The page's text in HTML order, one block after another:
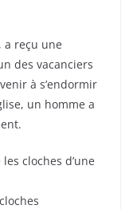
a reçu une
des vacanciers
à s’endormir
un homme a
cloches d’une